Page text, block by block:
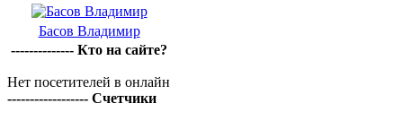
Басов Владимир
-------------- Кто на сайте?
Нет посетителей в онлайн
------------------ Счетчики